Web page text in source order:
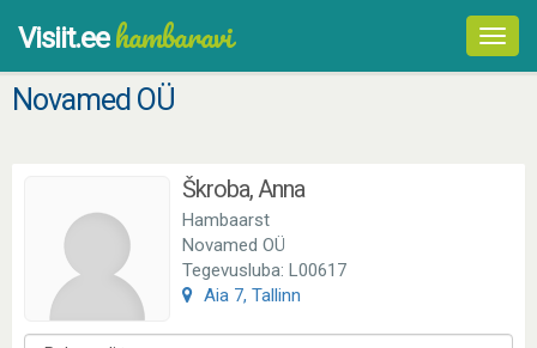
Visiit.eehambaravi
Novamed OÜ
Škroba, Anna
Hambaarst
Novamed OÜ
Tegevusluba: L00617
Aia 7, Tallinn